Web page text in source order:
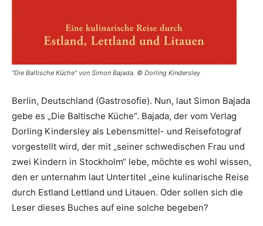
"Die Baltische Küche" von Simon Bajada. © Dorling Kindersley
Berlin, Deutschland (Gastrosofie). Nun, laut Simon Bajada
gebe es „Die Baltische Küche“. Bajada, der vom Verlag
Dorling Kindersley als Lebensmittel- und Reisefotograf
vorgestellt wird, der mit „seiner schwedischen Frau und
zwei Kindern in Stockholm“ lebe, möchte es wohl wissen,
den er unternahm laut Untertitel „eine kulinarische Reise
durch Estland Lettland und Litauen. Oder sollen sich die
Leser dieses Buches auf eine solche begeben?